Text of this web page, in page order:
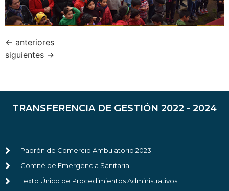
← anteriores
siguientes →
TRANSFERENCIA DE GESTIÓN 2022 - 2024
Padrón de Comercio Ambulatorio 2023
Comité de Emergencia Sanitaria
Texto Único de Procedimientos Administrativos